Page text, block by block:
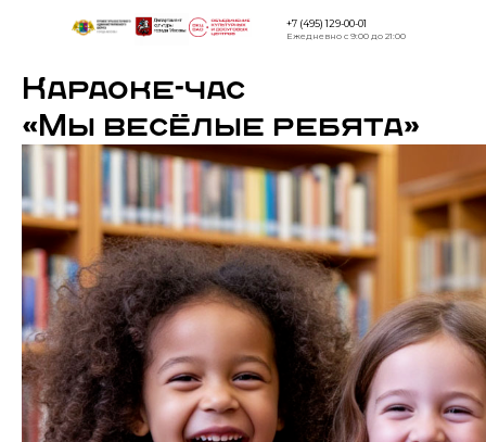
+7 (495) 129-00-01
Ежедневно с 9:00 до 21:00
Караоке-час
«Мы весёлые ребята»